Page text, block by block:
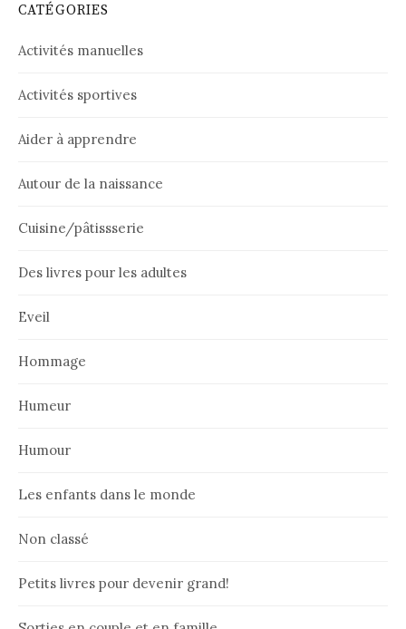
CATÉGORIES
Activités manuelles
Activités sportives
Aider à apprendre
Autour de la naissance
Cuisine/pâtissserie
Des livres pour les adultes
Eveil
Hommage
Humeur
Humour
Les enfants dans le monde
Non classé
Petits livres pour devenir grand!